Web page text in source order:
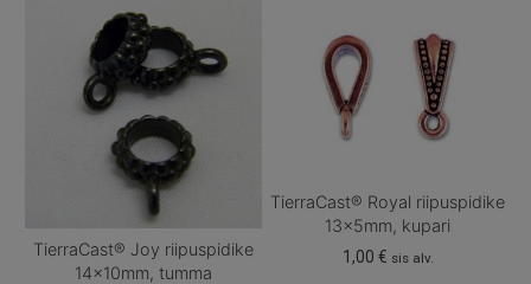
TierraCast® Joy riipuspidike
14x10mm, tumma
TierraCast® Royal riipuspidike
13x5mm, kupari
1,00 € sis alv.